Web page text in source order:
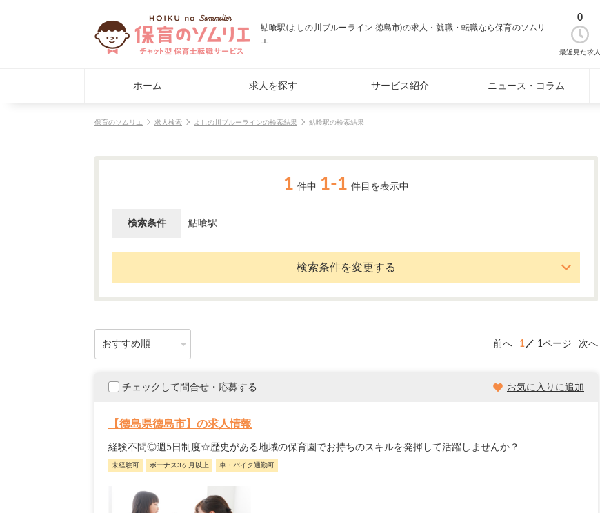
鮎喰駅(よしの川ブルーライン 徳島市)の求人・就職・転職なら保育のソムリ
エ
0
最近見た求人
ホーム 求人を探す サービス紹介 ニュース・コラム
保育のソムリエ 求人検索 よしの川ブルーラインの検索結果 鮎喰駅の検索結果
1 件中 1-1 件目を表示中
検索条件 鮎喰駅
検索条件を変更する
前へ 1 1ページ 次へ
チェックして問合せ・応募する お気に入りに追加
【徳島県徳島市】の求人情報
経験不問◎週5日制度☆歴史がある地域の保育園でお持ちのスキルを発揮して活躍しませんか？
未経験可 ボーナス3ヶ月以上 車・バイク通勤可